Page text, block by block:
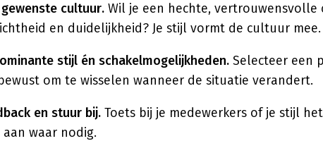
cultuur. Wil je een hechte,
en duidelijkheid? Je stijl vormt de cultuur mee.
stijl én schakelmogelijkheden. Selecteer een
om te wisselen wanneer de situatie verandert.
en stuur bij. Toets bij je medewerkers of je stijl
waar nodig.